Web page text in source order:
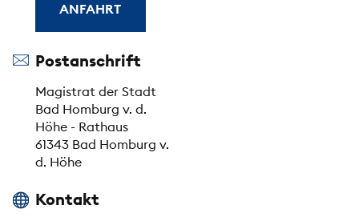
ANFAHRT
Postanschrift
Magistrat der Stadt
Bad Homburg v. d.
Höhe - Rathaus
61343 Bad Homburg v.
d. Höhe
Kontakt